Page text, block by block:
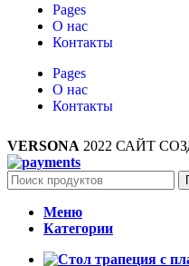
Pages
О нас
Контакты
Pages
О нас
Контакты
VERSONA 2022 САЙТ
Меню
Категории